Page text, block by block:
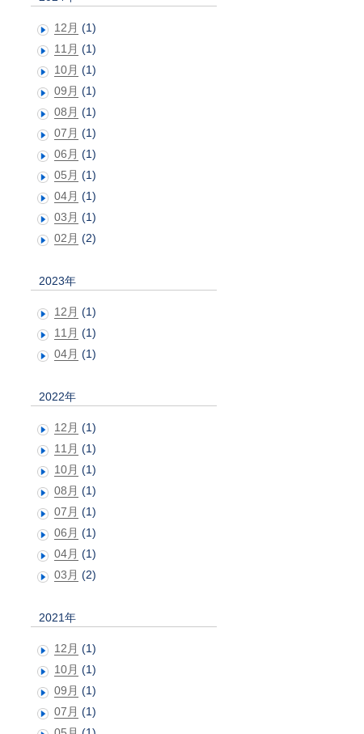
12月 (1)
11月 (1)
10月 (1)
09月 (1)
08月 (1)
07月 (1)
06月 (1)
05月 (1)
04月 (1)
03月 (1)
02月 (2)
2023年
12月 (1)
11月 (1)
04月 (1)
2022年
12月 (1)
11月 (1)
10月 (1)
08月 (1)
07月 (1)
06月 (1)
04月 (1)
03月 (2)
2021年
12月 (1)
10月 (1)
09月 (1)
07月 (1)